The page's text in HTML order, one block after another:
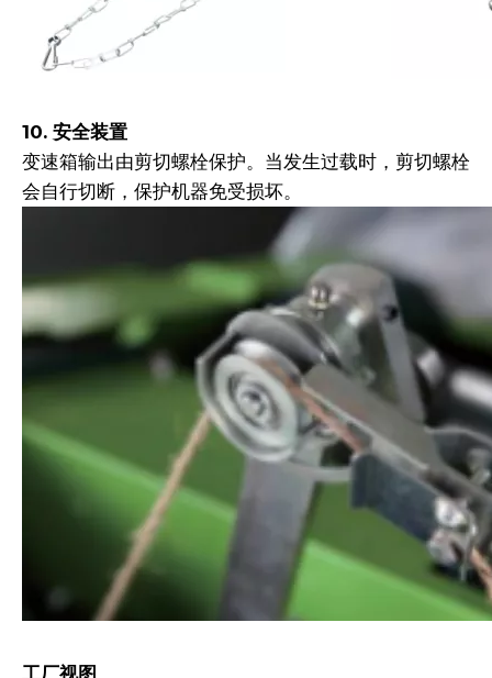
10. 安全装置
变速箱输出由剪切螺栓保护。当发生过载时，剪切螺栓
会自行切断，保护机器免受损坏。